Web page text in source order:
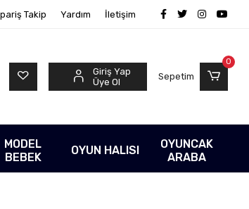
Takip Yardım İletişim
Giriş Yap
Üye Ol
Sepetim
0
MODEL
BEBEK
OYUN HALISI
OYUNCAK
ARABA